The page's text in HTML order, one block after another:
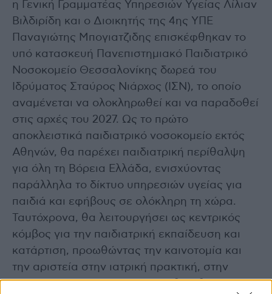
η Γενική Γραμματέας Υπηρεσιών Υγείας Λίλιαν
Βιλδιρίδη και ο Διοικητής της 4ης ΥΠΕ
Παναγιώτης Μπογιατζιδης επισκέφθηκαν το
υπό κατασκευή Πανεπιστημιακό Παιδιατρικό
Νοσοκομείο Θεσσαλονίκης δωρεά του
Ιδρύματος Σταύρος Νιάρχος (ΙΣΝ), το οποίο
αναμένεται να ολοκληρωθεί και να παραδοθεί
στις αρχές του 2027. Ως το πρώτο
αποκλειστικά παιδιατρικό νοσοκομείο εκτός
Αθηνών, θα παρέχει παιδιατρική περίθαλψη
για όλη τη Βόρεια Ελλάδα, ενισχύοντας
παράλληλα το δίκτυο υπηρεσιών υγείας για
παιδιά και εφήβους σε ολόκληρη τη χώρα.
Ταυτόχρονα, θα λειτουργήσει ως κεντρικός
κόμβος για την παιδιατρική εκπαίδευση και
κατάρτιση, προωθώντας την καινοτομία και
την αριστεία στην ιατρική πρακτική, στην
έρευνα και την εκπαίδευση καθώς θα